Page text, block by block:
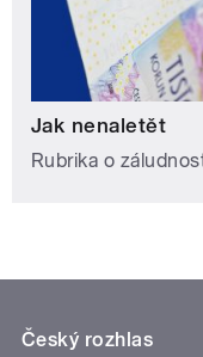
Jak nenaletět
Rubrika o
Český rozhlas